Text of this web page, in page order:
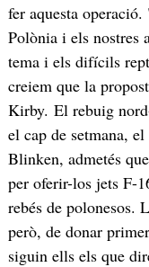
fer aquesta
Polònia i els nostres
tema i els difícils
creiem que la
Kirby. El rebuig
el cap de setmana,
Blinken, admetés
per oferir-los jets F-
rebés de polonesos.
però, de donar
siguin ells els que